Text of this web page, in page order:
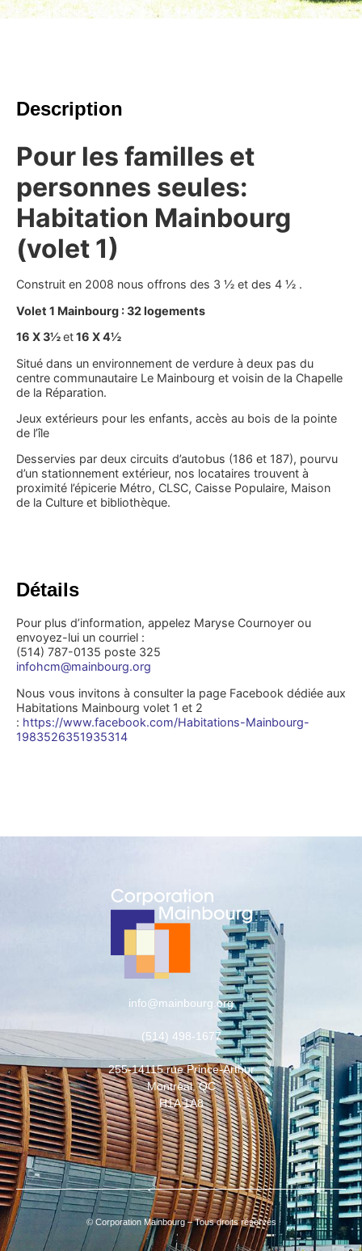
Description
Pour les familles et
personnes seules:
Habitation Mainbourg
(volet 1)
Construit en 2008 nous offrons des 3 ½ et des 4 ½ .
Volet 1 Mainbourg : 32 logements
16 X 3½et16 X 4½
Situé dans un environnement de verdure à deux pas du
centre communautaire Le Mainbourg et voisin de la Chapelle
de la Réparation.
Jeux extérieurs pour les enfants, accès au bois de la pointe
de l’île
Desservies par deux circuits d’autobus (186 et 187), pourvu
d’un stationnement extérieur, nos locataires trouvent à
proximité l’épicerie Métro, CLSC, Caisse Populaire, Maison
de la Culture et bibliothèque.
Détails
Pour plus d’information, appelez Maryse Cournoyer ou
envoyez-lui un courriel :
(514) 787-0135 poste 325
infohcm@mainbourg.org
Nous vous invitons à consulter la page Facebook dédiée aux
Habitations Mainbourg volet 1 et 2
: https://www.facebook.com/Habitations-Mainbourg-
1983526351935314
info@mainbourg.org
(514) 498-1677
255-14115 rue Prince-Arthur
Montréal, QC
H1A 1A8
© Corporation Mainbourg – Tous droits réservés